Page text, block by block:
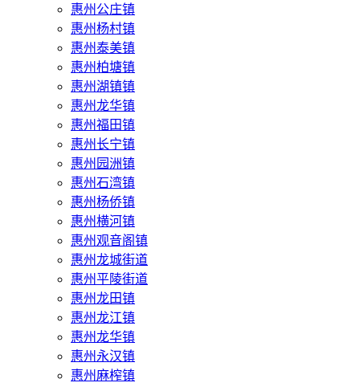
惠州公庄镇
惠州杨村镇
惠州泰美镇
惠州柏塘镇
惠州湖镇镇
惠州龙华镇
惠州福田镇
惠州长宁镇
惠州园洲镇
惠州石湾镇
惠州杨侨镇
惠州横河镇
惠州观音阁镇
惠州龙城街道
惠州平陵街道
惠州龙田镇
惠州龙江镇
惠州龙华镇
惠州永汉镇
惠州麻榨镇